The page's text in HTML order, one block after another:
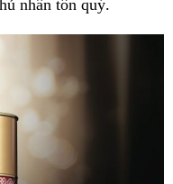
nhân tôn quý.